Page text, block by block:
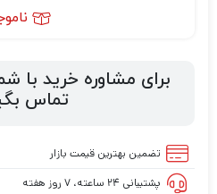
برای مشاوره خرید با
تماس
تضمین بهترین قیمت بازار
پشتیبانی ۲۴ ساعته، ۷ روز هفته